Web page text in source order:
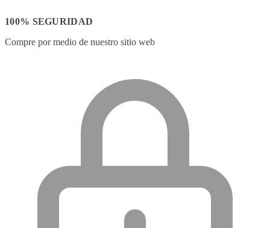
100% SEGURIDAD
Compre por medio de nuestro sitio web